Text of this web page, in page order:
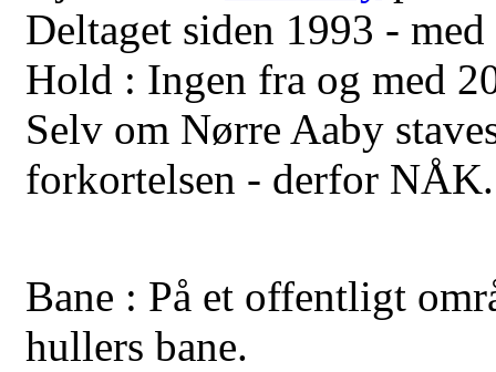
Deltaget siden 1993 - med
Hold : Ingen fra og med
Selv om Nørre Aaby
forkortelsen - derfor NÅK.
Bane : På et offentligt
hullers bane.